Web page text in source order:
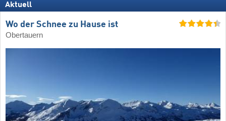
Aktuell
Wo der Schnee zu Hause ist
Obertauern